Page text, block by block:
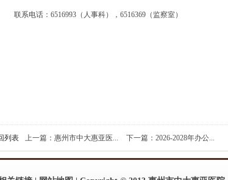
联系电话： 6516993（人事科），6516369（监察室）
人
年4月
列表 上一篇：惠州市中大惠亚医... 下一篇：2026-2028年办公...